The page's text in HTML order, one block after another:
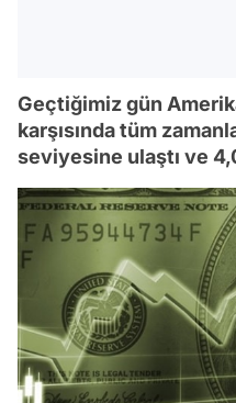
Geçtiğimiz gün
karşısında tüm
seviyesine ulaştı ve